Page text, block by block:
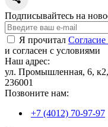
Подписывайтесь на
Я прочитал
и согласен с условиями
Наш адрес:
ул. Промышленная, 6,
236001
Позвоните нам:
+7 (4012) 70-97-97